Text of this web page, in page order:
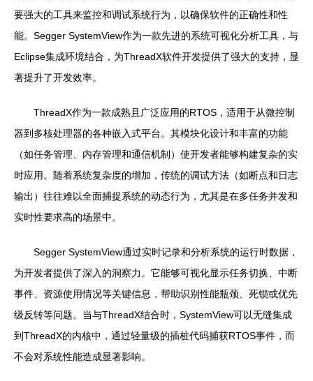
要强大的工具来监控和调试系统行为，以确保软件的正确性和性
能。Segger SystemView作为一款先进的系统可视化分析工具，与
Eclipse集成环境结合，为ThreadX软件开发提供了强大的支持，显
著提升了开发效率。
ThreadX作为一款成熟且广泛应用的RTOS，适用于从微控制
器到多核处理器的各种嵌入式平台。其模块化设计和丰富的功能
（如任务管理、内存管理和通信机制）使开发者能够构建复杂的实
时应用。随着系统复杂度的增加，传统的调试方法（如断点和日志
输出）往往难以全面捕捉系统的动态行为，尤其是在多任务并发和
实时性要求高的场景中。
Segger SystemView通过实时记录和分析系统的运行时数据，
为开发者提供了深入的洞察力。它能够可视化显示任务切换、中断
事件、资源使用情况等关键信息，帮助识别性能瓶颈、死锁或优先
级反转等问题。当与ThreadX结合时，SystemView可以无缝集成
到ThreadX的内核中，通过轻量级的插桩代码捕获RTOS事件，而
不会对系统性能造成显著影响。